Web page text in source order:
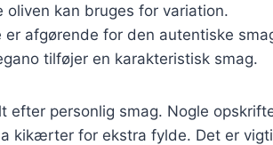
oliven kan bruges for variation.
er afgørende for den autentiske
tilføjer en karakteristisk smag.
efter personlig smag. Nogle
kikærter for ekstra fylde. Det er